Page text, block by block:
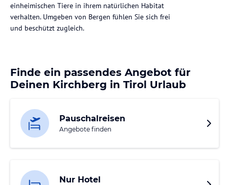
einheimischen Tiere in ihrem natürlichen Habitat
verhalten. Umgeben von Bergen fühlen Sie sich frei
und beschützt zugleich.
Finde ein passendes Angebot für
Deinen Kirchberg in Tirol Urlaub
Pauschalreisen
Angebote finden
Nur Hotel